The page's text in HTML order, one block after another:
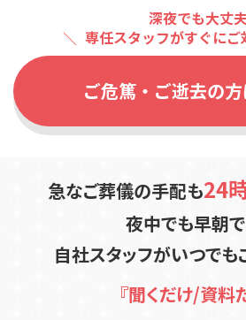
深夜でも大丈
専任スタッフがすぐにご
ご危篤・ご逝去の
急なご葬儀の手配も24
夜中でも早朝で
自社スタッフがいつでも
『聞くだけ/資料
0120-
メールで問い